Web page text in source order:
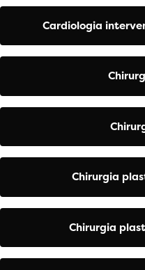
Cardiologia
Chirurgia
Chirurgia